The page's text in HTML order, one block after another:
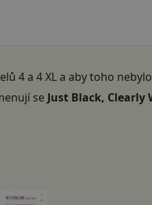
4 a 4 XL a aby toho
se Just Black, Clearly